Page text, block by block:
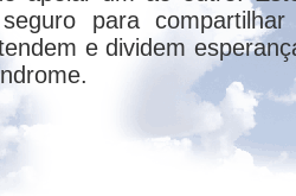
imaterial do
só uma vez,
Éden, após a
pó te tornarás" (Gn
Isto é o óbvio.
seguro para
e dividem